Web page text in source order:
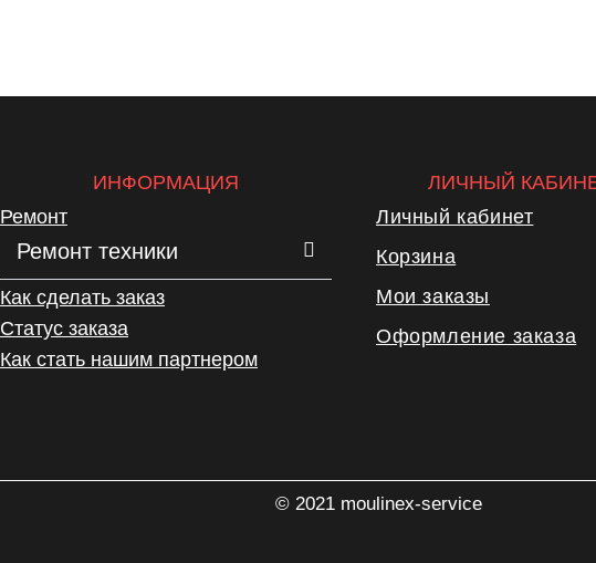
ИНФОРМАЦИЯ
Ремонт
Ремонт техники
Как сделать заказ
Статус заказа
Как стать нашим партнером
ЛИЧНЫЙ
Личный кабинет
Корзина
Мои заказы
Оформление заказа
© 2021 moulinex-service